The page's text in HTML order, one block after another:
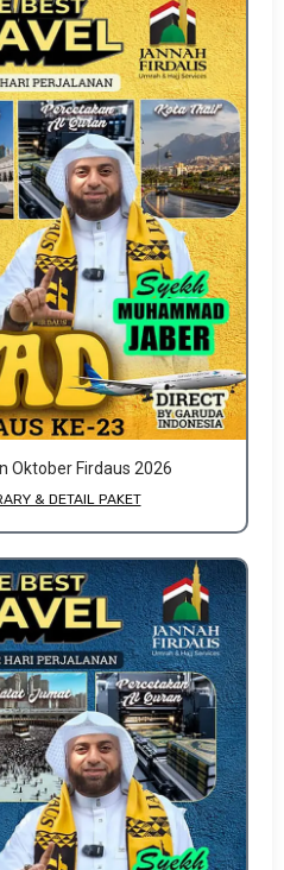
Oktober Firdaus 2026
& DETAIL PAKET